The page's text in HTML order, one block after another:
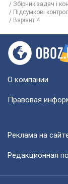
Збірник задач і
Підсумкові
Варіант 4
О компании
Правовая
Реклама на
Редакционная